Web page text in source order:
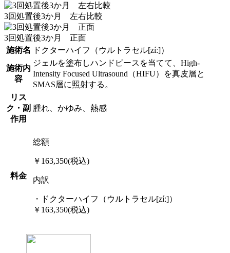
3回処置後3か月 左右比較
3回処置後3か月 正面
施術名
ドクターハイフ（ウルトラセル[zíː]）
施術内
容
ジェルを塗布しハンドピースを当てて、High-
Intensity Focused Ultrasound（HIFU）を真皮層と
SMAS層に照射する。
リス
ク・副
作用
腫れ、かゆみ、熱感
料金
総額
￥163,350(税込)
内訳
・ドクターハイフ（ウルトラセル[zíː]）
￥163,350(税込)